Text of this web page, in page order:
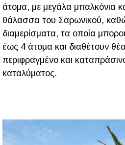
άτομα, με μεγάλα μπαλκόνια
θάλασσα του Σαρωνικού,
διαμερίσματα, τα οποία
έως 4 άτομα και διαθέτουν
περιφραγμένο και
καταλύματος.